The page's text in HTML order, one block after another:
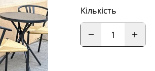
Кількість
1